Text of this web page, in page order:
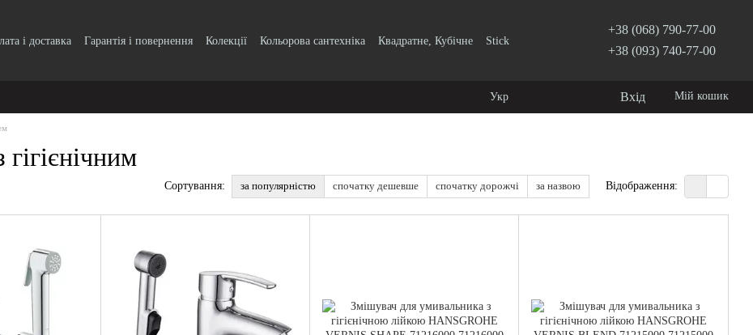
і доставка Гарантія і повернення Колекції Кольорова сантехніка Квадратне, Кубічне
Stick
+38 (068) 790-77-00
+38 (093) 740-77-00
Укр Вхід Мій кошик
Сортування: за популярністю спочатку дешевше спочатку дорожчі за назвою Відображення: